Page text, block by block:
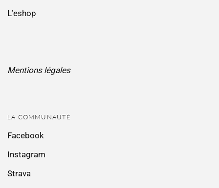
L’eshop
Mentions légales
LA COMMUNAUTÉ
Facebook
Instagram
Strava